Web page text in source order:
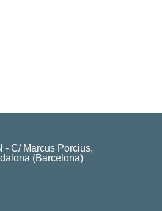
- C/ Marcus Porcius,
(Barcelona)